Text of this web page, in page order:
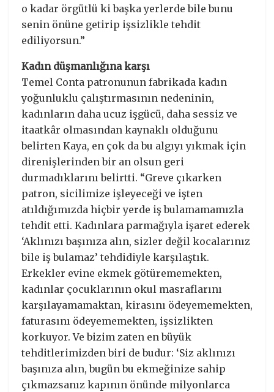
o kadar örgütlü ki başka yerlerde bile bunu
senin önüne getirip işsizlikle tehdit
ediliyorsun.”
Kadın düşmanlığına karşı
Temel Conta patronunun fabrikada kadın
yoğunluklu çalıştırmasının nedeninin,
kadınların daha ucuz işgücü, daha sessiz ve
itaatkâr olmasından kaynaklı olduğunu
belirten Kaya, en çok da bu algıyı yıkmak için
direnişlerinden bir an olsun geri
durmadıklarını belirtti. “Greve çıkarken
patron, sicilimize işleyeceği ve işten
atıldığımızda hiçbir yerde iş bulamamamızla
tehdit etti. Kadınlara parmağıyla işaret ederek
‘Aklınızı başınıza alın, sizler değil kocalarınız
bile iş bulamaz’ tehdidiyle karşılaştık.
Erkekler evine ekmek götürememekten,
kadınlar çocuklarının okul masraflarını
karşılayamamaktan, kirasını ödeyememekten,
faturasını ödeyememekten, işsizlikten
korkuyor. Ve bizim zaten en büyük
tehditlerimizden biri de budur: ‘Siz aklınızı
başınıza alın, bugün bu ekmeğinize sahip
çıkmazsanız kapının önünde milyonlarca